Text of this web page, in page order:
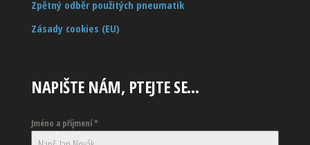
Zpětný odběr použitých pneumatik
Zásady cookies (EU)
NAPIŠTE NÁM, PTEJTE SE…
Jméno a příjmení*